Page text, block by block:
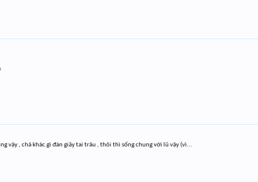
vậy , chả khác gì đàn giãy tai trâu , thôi thì sống chung với lũ vậy (vì...